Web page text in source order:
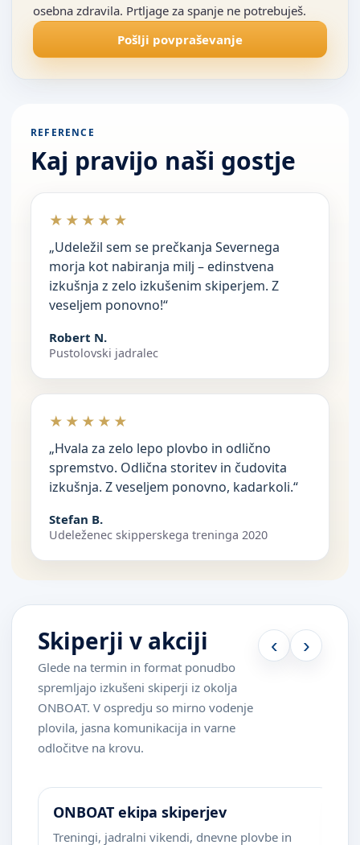
osebna zdravila. Prtljage za spanje ne potrebuješ.
Pošlji povpraševanje
REFERENCE
Kaj pravijo naši gostje
★★★★★
„Udeležil sem se prečkanja Severnega
morja kot nabiranja milj – edinstvena
izkušnja z zelo izkušenim skiperjem. Z
veseljem ponovno!“
Robert N.
Pustolovski jadralec
★★★★★
„Hvala za zelo lepo plovbo in odlično
spremstvo. Odlična storitev in čudovita
izkušnja. Z veseljem ponovno, kadarkoli.“
Stefan B.
Udeleženec skipperskega treninga 2020
Skiperji v akciji
Glede na termin in format ponudbo
spremljajo izkušeni skiperji iz okolja
ONBOAT. V ospredju so mirno vodenje
plovila, jasna komunikacija in varne
odločitve na krovu.
‹ ›
ONBOAT ekipa skiperjev
Treningi, jadralni vikendi, dnevne plovbe in